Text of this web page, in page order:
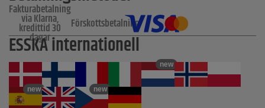
Fakturabetalning
via Klarna,
kredittid 30
dagar
Förskottsbetalning
ESSKA internationell
new
new new